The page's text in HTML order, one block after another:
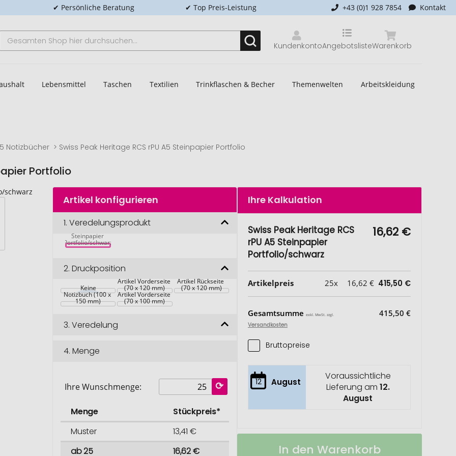
✔ Persönliche Beratung ✔ Top Preis-Leistung +43 (0)1 928 7854 Kontakt
Kundenkonto Warenkorb
Angebotsliste
Lebensmittel Taschen Textilien Trinkflaschen & Becher Themenwelten Arbeitskleidung
Notizbücher Swiss Peak Heritage RCS rPU A5 Steinpapier Portfolio
Portfolio
Artikel konfigurieren
1.Veredelungsprodukt
Heritage RCS
Steinpapier
Portfolio/schwarz
2.Druckposition
Keine
Artikel Vorderseite
(70 x 120 mm)
Artikel Rückseite
(70 x 120 mm)
Notizbuch (100 x
150 mm)
Artikel Vorderseite
(70 x 100 mm)
3.Veredelung
4.Menge
Ihre Wunschmenge:
Menge
Stückpreis*
Muster
13,41 €
ab 25
16,62 €
Ihre Kalkulation
Swiss Peak Heritage RCS
rPU A5 Steinpapier
Portfolio/schwarz
16,62 €
Artikelpreis 25x 16,62 € 415,50 €
Gesamtsumme exkl. MwSt. zzgl.
Versandkosten
415,50 €
Bruttopreise
12 August
Voraussichtliche
Lieferung am 12.
August
Swiss
Auf
In den Warenkorb